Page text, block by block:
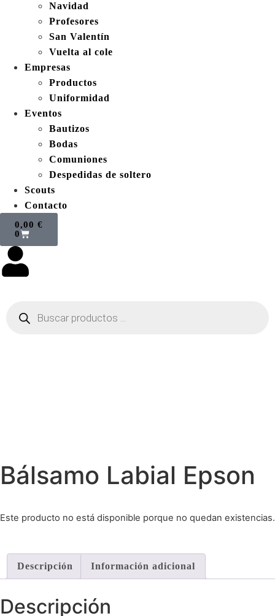
Navidad
Profesores
San Valentín
Vuelta al cole
Empresas
Productos
Uniformidad
Eventos
Bautizos
Bodas
Comuniones
Despedidas de soltero
Scouts
Contacto
0,00 €
0
Bálsamo Labial Epson
Este producto no está disponible porque no quedan existencias.
Descripción Información adicional
Descripción